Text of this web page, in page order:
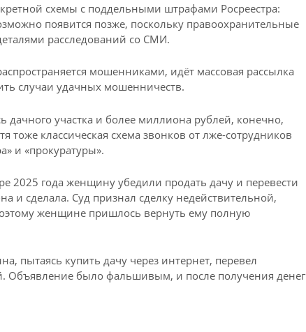
схемы с поддельными штрафами Росреестра:
появится позже, поскольку правоохранительные
расследований со СМИ.
мошенниками, идёт массовая рассылка
случаи удачных мошенничеств.
участка и более миллиона рублей, конечно,
тоже классическая схема звонков от лже-сотрудников
и «прокуратуры».
2025 года женщину убедили продать дачу и перевести
и сделала. Суд признал сделку недействительной,
женщине пришлось вернуть ему полную
пытаясь купить дачу через интернет, перевел
Объявление было фальшивым, и после получения денег